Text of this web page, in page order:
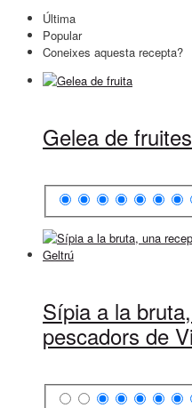
Última
Popular
Coneixes aquesta recepta?
Gelea de fruites
Sípia a la
pescadors de